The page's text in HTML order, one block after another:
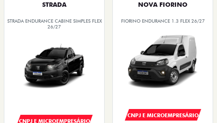
STRADA
STRADA ENDURANCE CABINE SIMPLES FLEX
26/27
CNPJ E MICROEMPRESÁRIO
NOVA FIORINO
FIORINO ENDURANCE 1.3 FLEX 26/27
CNPJ E MICROEMPRESÁRIO